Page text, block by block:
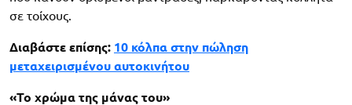
σε τοίχους.
Διαβάστε επίσης: 10 κόλπα στην πώληση
μεταχειρισμένου αυτοκινήτου
«Το χρώμα της μάνας του»